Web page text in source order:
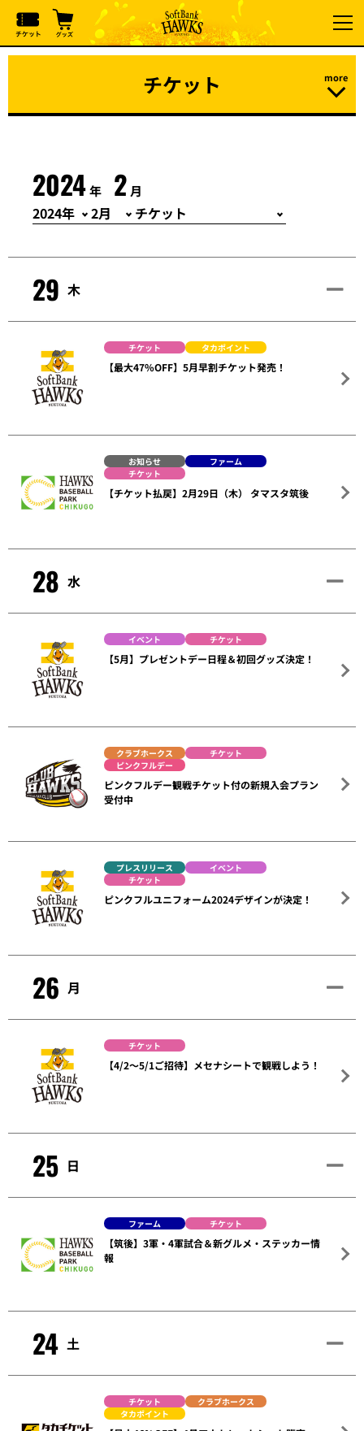
チケット
2024年 2 月
29 木
チケット タカポイント
【最大47%OFF】5月早割チケット発売！
お知らせ
ファーム
チケット
【チケット払戻】2月29日（木） タマスタ筑後
28 水
イベント チケット
【5月】プレゼントデー日程＆初回グッズ決定！
クラブホークス
チケット
ピンクフルデー
ピンクフルデー観戦チケット付の新規入会プラン
受付中
プレスリリース
イベント
チケット
ピンクフルユニフォーム2024デザインが決定！
26 月
チケット
【4/2～5/1ご招待】メセナシートで観戦しよう！
25 日
ファーム チケット
【筑後】3軍・4軍試合＆新グルメ・ステッカー情
報
24 土
チケット
クラブホークス
タカポイント